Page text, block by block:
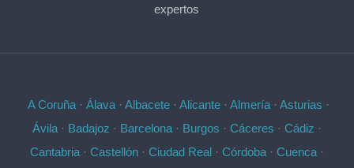
expertos
A Coruña· Álava· Albacete· Alicante· Almería· Asturias ·
Ávila · Badajoz · Barcelona · Burgos · Cáceres · Cádiz ·
Cantabria · Castellón · Ciudad Real · Córdoba · Cuenca ·